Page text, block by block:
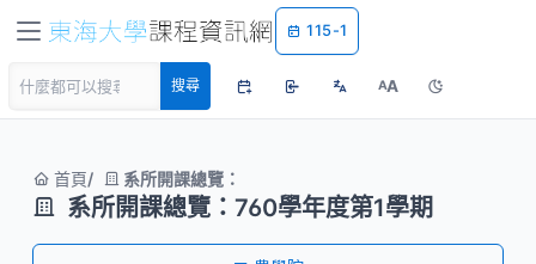
115-1
搜尋 AA
首頁 系所開課總覽：
系所開課總覽：760學年度第1學期